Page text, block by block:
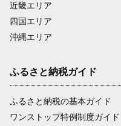
近畿エリア
四国エリア
沖縄エリア
ふるさと納税ガイド
ふるさと納税の基本ガイド
ワンストップ特例制度ガイド